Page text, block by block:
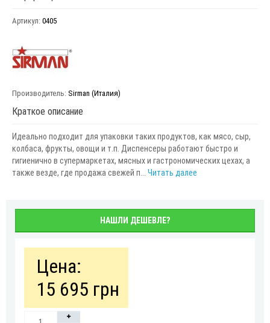
Артикул: 0405
Производитель: Sirman (Италия)
Краткое описание
Идеально подходит для упаковки таких продуктов, как мясо, сыр,
колбаса, фрукты, овощи и т.п. Диспенсеры работают быстро и
гигиенично в супермаркетах, мясных и гастрономических цехах, а
также везде, где продажа свежей п... Читать далее
НАШЛИ ДЕШЕВЛЕ?
Цена:
15 695 грн